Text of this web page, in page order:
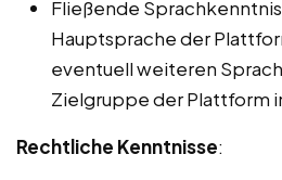
Fließende
Hauptsprache der
eventuell weiteren
Zielgruppe der Plattform
Rechtliche Kenntnisse: